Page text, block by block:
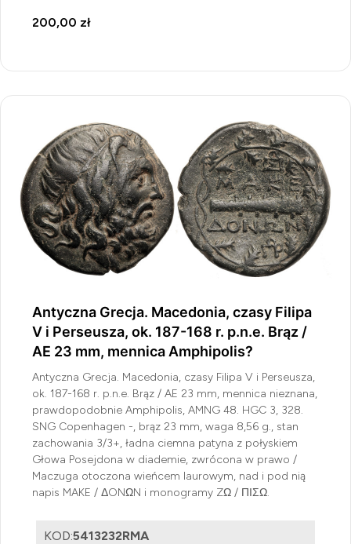
200,00 zł
Antyczna Grecja. Macedonia, czasy Filipa
V i Perseusza, ok. 187-168 r. p.n.e. Brąz /
AE 23 mm, mennica Amphipolis?
Antyczna Grecja. Macedonia, czasy Filipa V i Perseusza,
ok. 187-168 r. p.n.e. Brąz / AE 23 mm, mennica nieznana,
prawdopodobnie Amphipolis, AMNG 48. HGC 3, 328.
SNG Copenhagen -, brąz 23 mm, waga 8,56 g., stan
zachowania 3/3+, ładna ciemna patyna z połyskiem
Głowa Posejdona w diademie, zwrócona w prawo /
Maczuga otoczona wieńcem laurowym, nad i pod nią
napis MAKE / ΔONΩN i monogramy ZΩ / ΠΙΣΩ.
KOD:5413232RMA